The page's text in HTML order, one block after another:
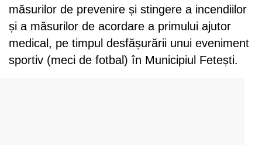
măsurilor de prevenire și stingere a incendiilor
și a măsurilor de acordare a primului ajutor
medical, pe timpul desfășurării unui eveniment
sportiv (meci de fotbal) în Municipiul Fetești.